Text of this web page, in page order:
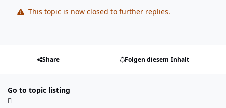
This topic is now closed to further replies.
Share Folgen diesem Inhalt
Go to topic listing